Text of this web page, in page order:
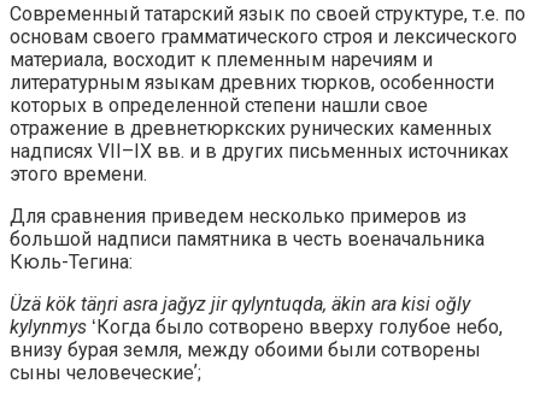
Современный татарский язык по своей структуре, т.е. по
основам своего грамматического строя и лексического
материала, восходит к племенным наречиям и
литературным языкам древних тюрков, особенности
которых в определенной степени нашли свое
отражение в древнетюркских рунических каменных
надписях VII–IX вв. и в других письменных источниках
этого времени.
Для сравнения приведем несколько примеров из
большой надписи памятника в честь военачальника
Кюль-Тегина:
Üzä kök täŋri asra jağyz jir qylyntuqda, äkin ara kisi oğly
kylynmys ʻКогда было сотворено вверху голубое небо,
внизу бурая земля, между обоими были сотворены
сыны человеческиеʼ;